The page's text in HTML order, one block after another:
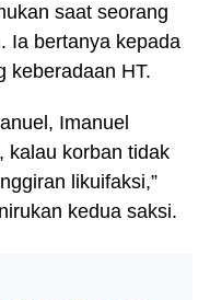
saat seorang
Ia bertanya kepada
keberadaan HT.
Imanuel
kalau korban tidak
likuifaksi,”
kedua saksi.